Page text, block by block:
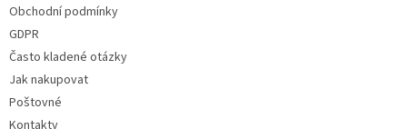
Obchodní podmínky
GDPR
Často kladené otázky
Jak nakupovat
Poštovné